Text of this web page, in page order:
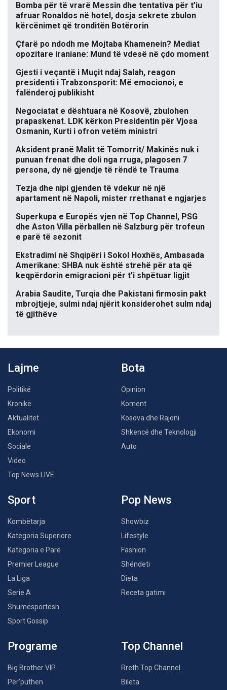
Bomba për të vrarë Messin dhe tentativa për t’iu
afruar Ronaldos në hotel, dosja sekrete zbulon
kërcënimet që tronditën Botërorin
Çfarë po ndodh me Mojtaba Khamenein? Mediat
opozitare iraniane: Mund të vdesë në çdo moment
Gjesti i veçantë i Muçit ndaj Salah, reagon
presidenti i Trabzonsporit: Më emocionoi, e
falënderoj publikisht
Negociatat e dështuara në Kosovë, zbulohen
prapaskenat. LDK kërkon Presidentin për Vjosa
Osmanin, Kurti i ofron vetëm ministri
Aksident pranë Malit të Tomorrit/ Makinës nuk i
punuan frenat dhe doli nga rruga, plagosen 7
persona, dy në gjendje të rëndë te Trauma
Tezja dhe nipi gjenden të vdekur në një
apartament në Napoli, mister rrethanat e ngjarjes
Superkupa e Europës vjen në Top Channel, PSG
dhe Aston Villa përballen në Salzburg për trofeun
e parë të sezonit
Ekstradimi në Shqipëri i Sokol Hoxhës, Ambasada
Amerikane: SHBA nuk është strehë për ata që
keqpërdorin emigracioni për t’i shpëtuar ligjit
Arabia Saudite, Turqia dhe Pakistani firmosin pakt
mbrojtjeje, sulmi ndaj njërit konsiderohet sulm ndaj
të gjithëve
Lajme
Politikë
Kronikë
Aktualitet
Ekonomi
Sociale
Video
Top News LIVE
Bota
Opinion
Koment
Kosova dhe Rajoni
Shkencë dhe Teknologji
Auto
Sport
Kombëtarja
Kategoria Superiore
Kategoria e Parë
Premier League
La Liga
Serie A
Shumësportësh
Sport Gossip
Pop News
Showbiz
Lifestyle
Fashion
Shëndeti
Dieta
Receta gatimi
Programe
Big Brother VIP
Për’puthen
Top Channel
Rreth Top Channel
Bileta